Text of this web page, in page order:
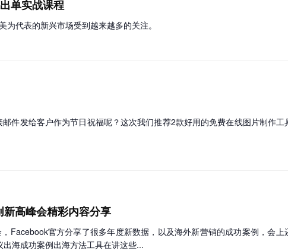
单实战课程
代表的新兴市场受到越来越多的关注。
件发给客户作为节日祝福呢？这次我们推荐2款好用的免费在线图片制作工
高峰会精彩内容分享
Facebook官方分享了很多年度新数据，以及海外新营销的成功案例，会上
海成功案例出海方法工具在讲这些...